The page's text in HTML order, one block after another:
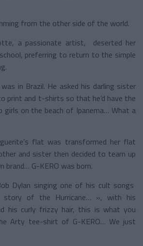
from the other side of the world.
a passionate artist, deserted her
preferring to return to the simple
in Brazil. He asked his darling sister
print and t-shirts so that he’d have the
girls on the beach of Ipanema… What a
flat was transformed her flat
and sister then decided to team up
brand… G-KERO was born.
Dylan singing one of his cult songs
story of the Hurricane… », with his
his curly frizzy hair, this is what you
Arty tee-shirt of G-KERO… We just